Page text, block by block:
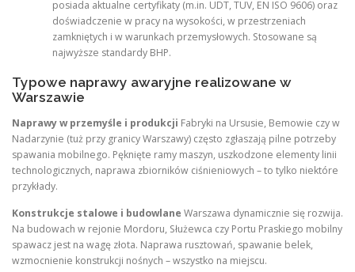
posiada aktualne certyfikaty (m.in. UDT, TÜV, EN ISO 9606) oraz
doświadczenie w pracy na wysokości, w przestrzeniach
zamkniętych i w warunkach przemysłowych. Stosowane są
najwyższe standardy BHP.
Typowe naprawy awaryjne realizowane w
Warszawie
Naprawy w przemyśle i produkcji Fabryki na Ursusie, Bemowie czy w
Nadarzynie (tuż przy granicy Warszawy) często zgłaszają pilne potrzeby
spawania mobilnego. Pęknięte ramy maszyn, uszkodzone elementy linii
technologicznych, naprawa zbiorników ciśnieniowych – to tylko niektóre
przykłady.
Konstrukcje stalowe i budowlane Warszawa dynamicznie się rozwija.
Na budowach w rejonie Mordoru, Służewca czy Portu Praskiego mobilny
spawacz jest na wagę złota. Naprawa rusztowań, spawanie belek,
wzmocnienie konstrukcji nośnych – wszystko na miejscu.